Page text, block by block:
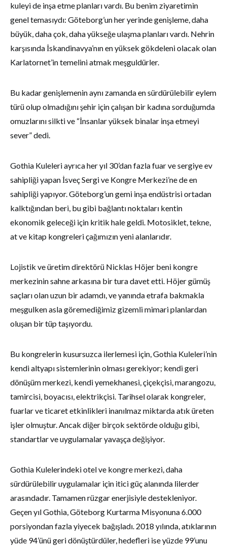
kuleyi de inşa etme planları vardı. Bu benim ziyaretimin
genel temasıydı: Göteborg’un her yerinde genişleme, daha
büyük, daha çok, daha yükseğe ulaşma planları vardı. Nehrin
karşısında İskandinavya’nın en yüksek gökdeleni olacak olan
Karlatornet’in temelini atmak meşguldürler.
Bu kadar genişlemenin aynı zamanda en sürdürülebilir eylem
türü olup olmadığını şehir için çalışan bir kadına sorduğumda
omuzlarını silkti ve “İnsanlar yüksek binalar inşa etmeyi
sever” dedi.
Gothia Kuleleri ayrıca her yıl 30’dan fazla fuar ve sergiye ev
sahipliği yapan İsveç Sergi ve Kongre Merkezi’ne de en
sahipliği yapıyor. Göteborg’un gemi inşa endüstrisi ortadan
kalktığından beri, bu gibi bağlantı noktaları kentin
ekonomik geleceği için kritik hale geldi. Motosiklet, tekne,
at ve kitap kongreleri çağımızın yeni alanlarıdır.
Lojistik ve üretim direktörü Nicklas Höjer beni kongre
merkezinin sahne arkasına bir tura davet etti. Höjer gümüş
saçları olan uzun bir adamdı, ve yanında etrafa bakmakla
meşgulken asla göremediğimiz gizemli mimari planlardan
oluşan bir tüp taşıyordu.
Bu kongrelerin kusursuzca ilerlemesi için, Gothia Kuleleri’nin
kendi altyapı sistemlerinin olması gerekiyor; kendi geri
dönüşüm merkezi, kendi yemekhanesi, çiçekçisi, marangozu,
tamircisi, boyacısı, elektrikçisi. Tarihsel olarak kongreler,
fuarlar ve ticaret etkinlikleri inanılmaz miktarda atık üreten
işler olmuştur. Ancak diğer birçok sektörde olduğu gibi,
standartlar ve uygulamalar yavaşça değişiyor.
Gothia Kulelerindeki otel ve kongre merkezi, daha
sürdürülebilir uygulamalar için itici güç alanında lilerder
arasındadır. Tamamen rüzgar enerjisiyle destekleniyor.
Geçen yıl Gothia, Göteborg Kurtarma Misyonuna 6.000
porsiyondan fazla yiyecek bağışladı. 2018 yılında, atıklarının
yüde 94’ünü geri dönüştürdüler, hedefleri ise yüzde 99’unu